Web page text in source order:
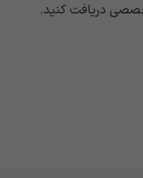
دریافت کنید.